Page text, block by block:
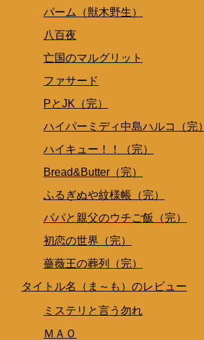
パーム（獣木野生）
八百夜
亡国のマルグリット
ファサード
PとJK（完）
ハイパーミディ中島ハルコ（完）
ハイキュー！！（完）
Bread&Butter（完）
ふるぎぬや紋様帳（完）
パパと親父のウチご飯（完）
初恋の世界（完）
薔薇王の葬列（完）
タイトル名（ま～も）のレビュー
ミステリと言う勿れ
ＭＡＯ